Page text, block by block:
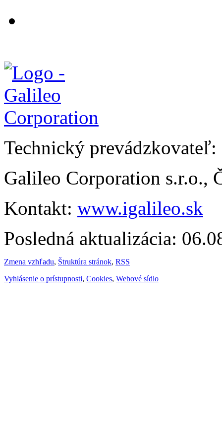
Technický prevádzkovateľ:
Galileo Corporation s.r.o.,
Kontakt: www.igalileo.sk
Posledná aktualizácia:
Zmena vzhľadu, Štruktúra stránok, RSS
Vyhlásenie o prístupnosti, Cookies, Webové sídlo